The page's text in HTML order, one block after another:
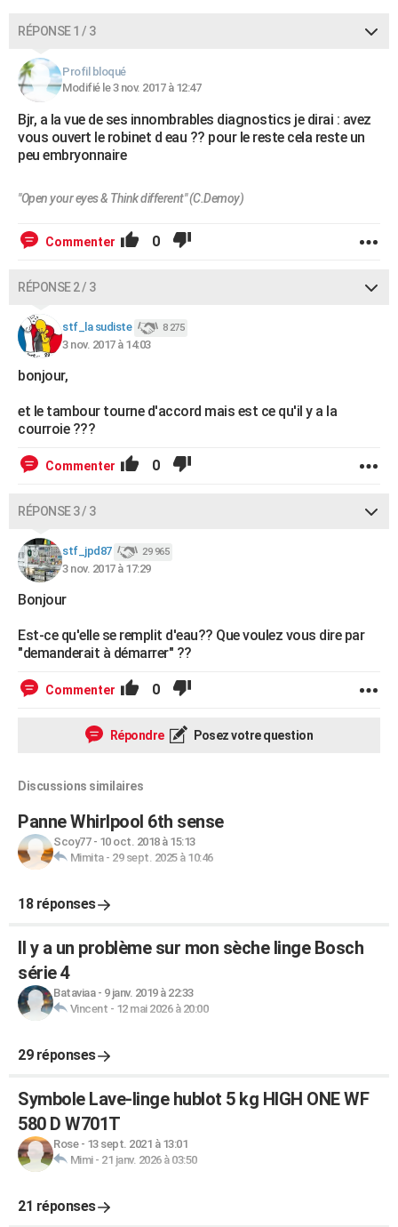
S'inscrire
Se connecter
Lycées
Collèges
Primaires
Universités
Entreprises
Service militaire
Avis de recherche
AVIS DE DÉCÈS
FORUM
Bricolage
Lifestyle
Culture
Sport
Auto
Television
Voyage
Cinema
RÉPONSE 1 / 3
Profil bloqué
Modifié le 3 nov. 2017 à 12:47
Bjr, a la vue de ses innombrables diagnostics je dirai : avez
vous ouvert le robinet d eau ?? pour le reste cela reste un
peu embryonnaire
"Open your eyes & Think different" (C.Demoy)
Commenter 0
RÉPONSE 2 / 3
stf_la sudiste 8 275
3 nov. 2017 à 14:03
bonjour,
et le tambour tourne d'accord mais est ce qu'il y a la
courroie ???
Commenter 0
RÉPONSE 3 / 3
stf_jpd87 29 965
3 nov. 2017 à 17:29
Bonjour
Est-ce qu'elle se remplit d'eau?? Que voulez vous dire par
"demanderait à démarrer" ??
Commenter 0
Répondre Posez votre question
Discussions similaires
Panne Whirlpool 6th sense
Scoy77- 10 oct. 2018 à 15:13
Mimita- 29 sept. 2025 à 10:46
18 réponses
Il y a un problème sur mon sèche linge Bosch
série 4
Bataviaa- 9 janv. 2019 à 22:33
Vincent - 12 mai 2026 à 20:00
29 réponses
Symbole Lave-linge hublot 5 kg HIGH ONE WF
580 D W701T
Rose- 13 sept. 2021 à 13:01
Mimi- 21 janv. 2026 à 03:50
21 réponses